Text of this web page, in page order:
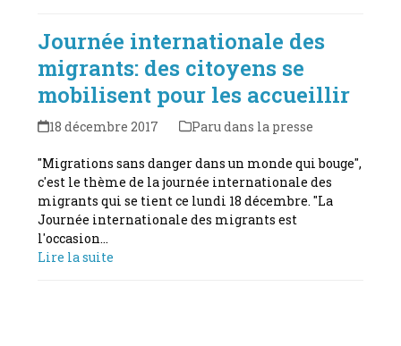
Journée internationale des
migrants: des citoyens se
mobilisent pour les accueillir
18 décembre 2017 Paru dans la presse
"Migrations sans danger dans un monde qui bouge",
c'est le thème de la journée internationale des
migrants qui se tient ce lundi 18 décembre. "La
Journée internationale des migrants est
l'occasion…
Lire la suite